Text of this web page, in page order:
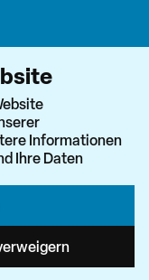
Informationen
Ihre Daten